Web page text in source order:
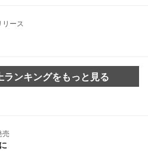
ース
ンキングをもっと見る
売